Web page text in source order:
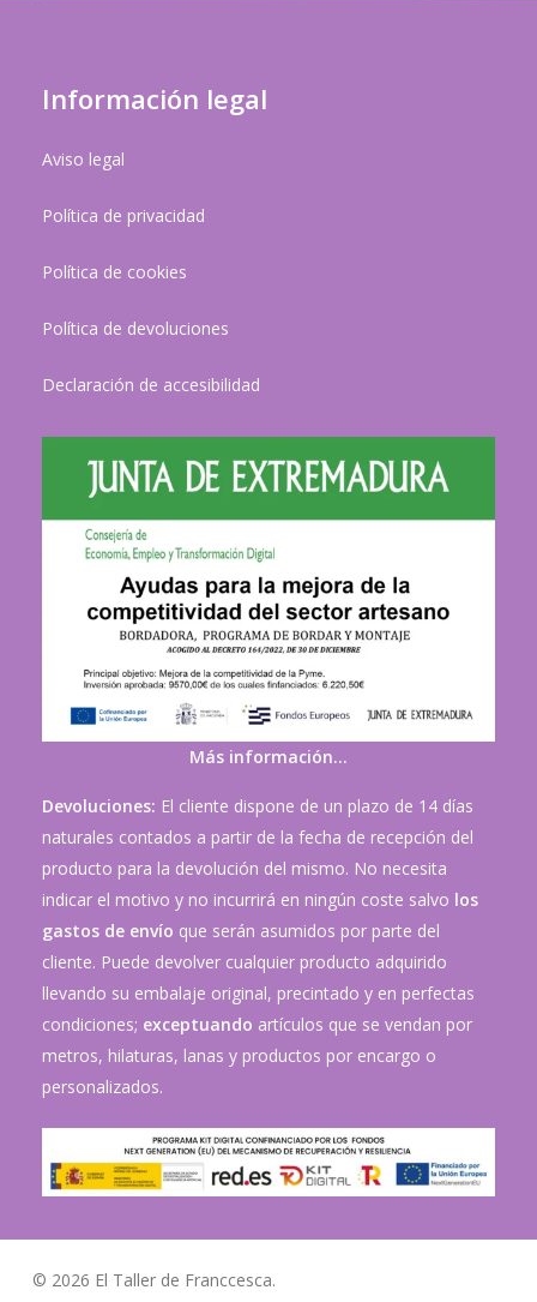
Información legal
Aviso legal
Política de privacidad
Política de cookies
Política de devoluciones
Declaración de accesibilidad
Más información…
Devoluciones: El cliente dispone de un plazo de 14 días
naturales contados a partir de la fecha de recepción del
producto para la devolución del mismo. No necesita
indicar el motivo y no incurrirá en ningún coste salvo los
gastos de envío que serán asumidos por parte del
cliente. Puede devolver cualquier producto adquirido
llevando su embalaje original, precintado y en perfectas
condiciones; exceptuando artículos que se vendan por
metros, hilaturas, lanas y productos por encargo o
personalizados.
© 2026 El Taller de Franccesca.